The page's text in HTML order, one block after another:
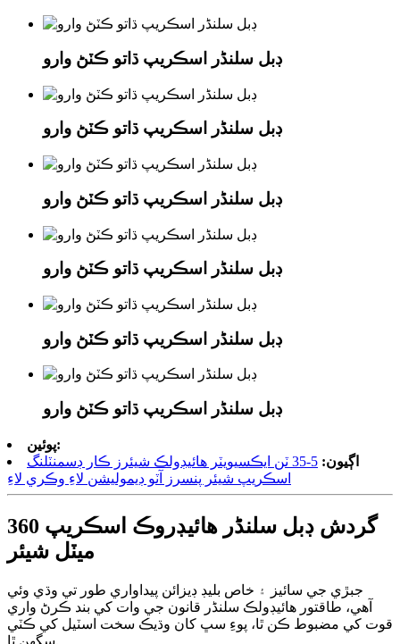
ڊبل سلنڈر اسڪريپ ڌاتو ڪٽڻ وارو
ڊبل سلنڈر اسڪريپ ڌاتو ڪٽڻ وارو
ڊبل سلنڈر اسڪريپ ڌاتو ڪٽڻ وارو
ڊبل سلنڈر اسڪريپ ڌاتو ڪٽڻ وارو
ڊبل سلنڈر اسڪريپ ڌاتو ڪٽڻ وارو
ڊبل سلنڈر اسڪريپ ڌاتو ڪٽڻ وارو
پوئين:
اڳيون:
5-35 ٽن ايڪسيويٽر هائيڊولڪ شيئرز ڪار ڊسمنٽلنگ
اسڪريپ شيئر پنسرز آٽو ڊيموليشن لاءِ وڪري لاءِ
360 گردش ڊبل سلنڈر هائيڊروڪ اسڪريپ
ميٽل شيئر
جبڙي جي سائيز ۽ خاص بليڊ ڊيزائن پيداواري طور تي وڌي وئي
آهي، طاقتور هائيڊولڪ سلنڈر قانون جي وات کي بند ڪرڻ واري
قوت کي مضبوط ڪن ٿا، پوءِ سڀ کان وڌيڪ سخت اسٽيل کي ڪٽي
سگهن ٿا.